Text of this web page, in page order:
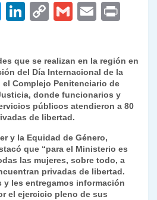
T
er
Li
e
dI
n
C
y
Li
n
k
G
l
E
l
que se realizan en la región en
del Día Internacional de la
el Complejo Penitenciario de
donde funcionarios y
públicos atendieron a 80
de libertad.
y la Equidad de Género,
que “para el Ministerio es
las mujeres, sobre todo, a
privadas de libertad.
y les entregamos información
el ejercicio pleno de sus